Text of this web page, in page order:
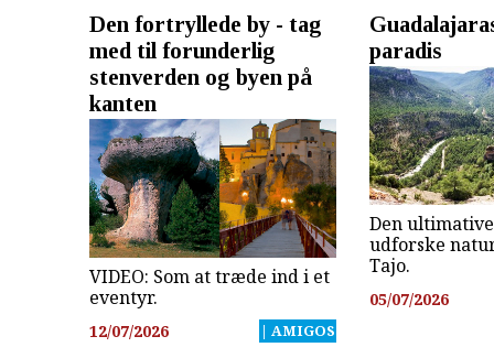
Den fortryllede by - tag
med til forunderlig
stenverden og byen på
kanten
VIDEO: Som at træde ind i et
eventyr.
12/07/2026 | AMIGOS
paradis
Den
udforske
Tajo.
05/07/2026